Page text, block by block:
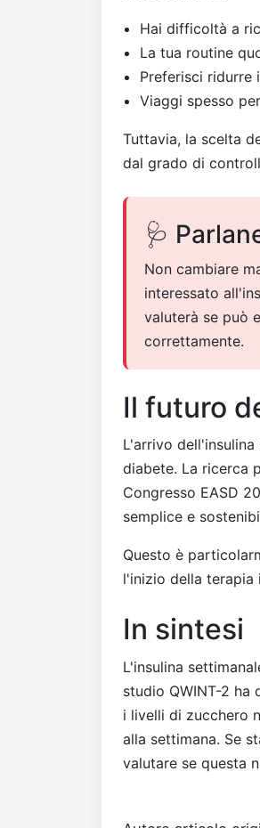
Hai difficoltà a
La tua routine
Preferisci ridurre
Viaggi spesso
Tuttavia, la scelta
dal grado di
🩺
Non cambiare
interessato
valuterà se può
correttamente.
Il futuro
L'arrivo
diabete. La ricerca
Congresso EASD
semplice e
Questo è
l'inizio della terapia
In sintesi
L'insulina
studio QWINT-2
i livelli di zucchero
alla settimana. Se
valutare se questa